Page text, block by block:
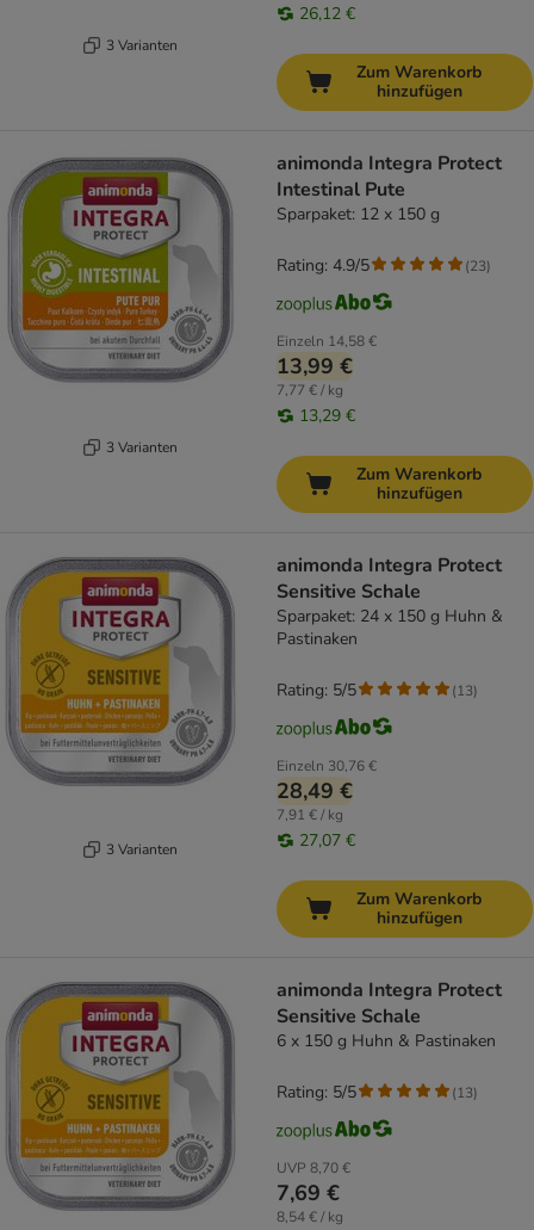
3 Varianten
26,12 €
Zum Warenkorb
hinzufügen
3 Varianten
animonda Integra Protect
Intestinal Pute
Sparpaket: 12 x 150 g
Einzeln 14,58 €
13,99 €
7,77 € / kg
13,29 €
Rating: 4.9/5 (23)
Zum Warenkorb
hinzufügen
3 Varianten
animonda Integra Protect
Sensitive Schale
Sparpaket: 24 x 150 g Huhn &
Pastinaken
Einzeln 30,76 €
28,49 €
7,91 € / kg
27,07 €
Rating: 5/5 (13)
Zum Warenkorb
hinzufügen
animonda Integra Protect
Sensitive Schale
6 x 150 g Huhn & Pastinaken
UVP 8,70 €
7,69 €
8,54 € / kg
Rating: 5/5 (13)